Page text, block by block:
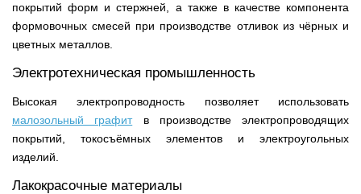
покрытий форм и стержней, а также в качестве компонента
формовочных смесей при производстве отливок из чёрных и
цветных металлов.
Электротехническая промышленность
Высокая электропроводность позволяет использовать
малозольный графитв производстве электропроводящих
покрытий, токосъёмных элементов и электроугольных
изделий.
Лакокрасочные материалы